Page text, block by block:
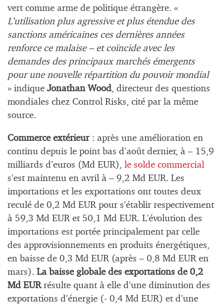
vert comme arme de politique étrangère. «
L’utilisation plus agressive et plus étendue des
sanctions américaines ces dernières années
renforce ce malaise – et coïncide avec les
demandes des principaux marchés émergents
pour une nouvelle répartition du pouvoir mondial
» indique Jonathan Wood, directeur des questions
mondiales chez Control Risks, cité par la même
source.
Commerce extérieur: après une amélioration en
continu depuis le point bas d’août dernier, à – 15,9
milliards d’euros (Md EUR), le solde commercial
s’est maintenu en avril à – 9,2 Md EUR. Les
importations et les exportations ont toutes deux
reculé de 0,2 Md EUR pour s’établir respectivement
à 59,3 Md EUR et 50,1 Md EUR. L’évolution des
importations est portée principalement par celle
des approvisionnements en produits énergétiques,
en baisse de 0,3 Md EUR (après – 0,8 Md EUR en
mars). La baisse globale des exportations de 0,2
Md EURrésulte quant à elle d’une diminution des
exportations d’énergie (- 0,4 Md EUR) et d’une